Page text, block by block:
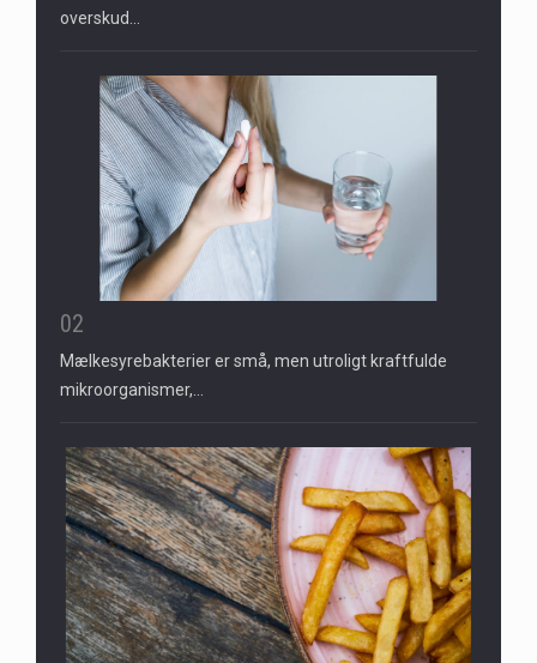
overskud…
02
Mælkesyrebakterier er små, men utroligt kraftfulde
mikroorganismer,…